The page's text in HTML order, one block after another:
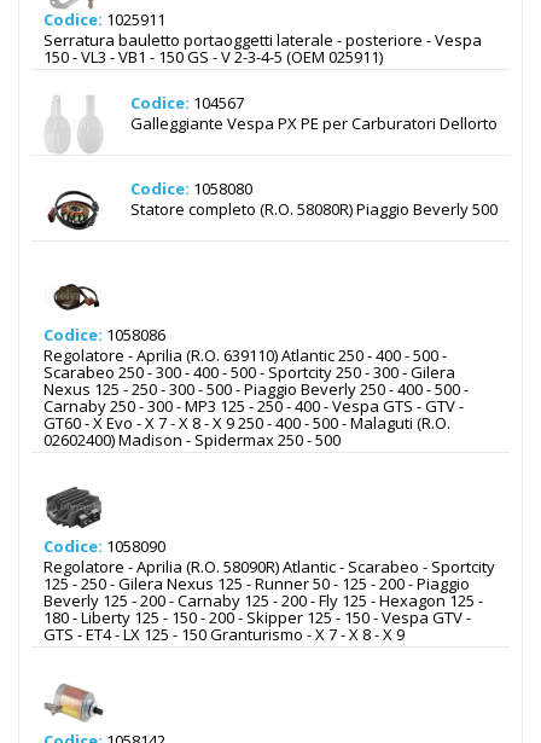
Codice: 1025911
Serratura bauletto portaoggetti laterale - posteriore - Vespa
150 - VL3 - VB1 - 150 GS - V 2-3-4-5 (OEM 025911)
Codice: 104567
Galleggiante Vespa PX PE per Carburatori Dellorto
Codice: 1058080
Statore completo (R.O. 58080R) Piaggio Beverly 500
Codice: 1058086
Regolatore - Aprilia (R.O. 639110) Atlantic 250 - 400 - 500 -
Scarabeo 250 - 300 - 400 - 500 - Sportcity 250 - 300 - Gilera
Nexus 125 - 250 - 300 - 500 - Piaggio Beverly 250 - 400 - 500 -
Carnaby 250 - 300 - MP3 125 - 250 - 400 - Vespa GTS - GTV -
GT60 - X Evo - X 7 - X 8 - X 9 250 - 400 - 500 - Malaguti (R.O.
02602400) Madison - Spidermax 250 - 500
Codice: 1058090
Regolatore - Aprilia (R.O. 58090R) Atlantic - Scarabeo - Sportcity
125 - 250 - Gilera Nexus 125 - Runner 50 - 125 - 200 - Piaggio
Beverly 125 - 200 - Carnaby 125 - 200 - Fly 125 - Hexagon 125 -
180 - Liberty 125 - 150 - 200 - Skipper 125 - 150 - Vespa GTV -
GTS - ET4 - LX 125 - 150 Granturismo - X 7 - X 8 - X 9